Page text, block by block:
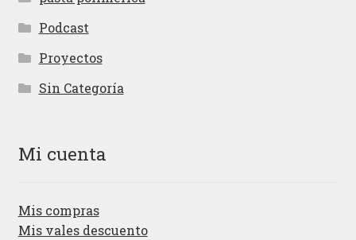
Podcast
Proyectos
Sin Categoría
Mi cuenta
Mis compras
Mis vales descuento